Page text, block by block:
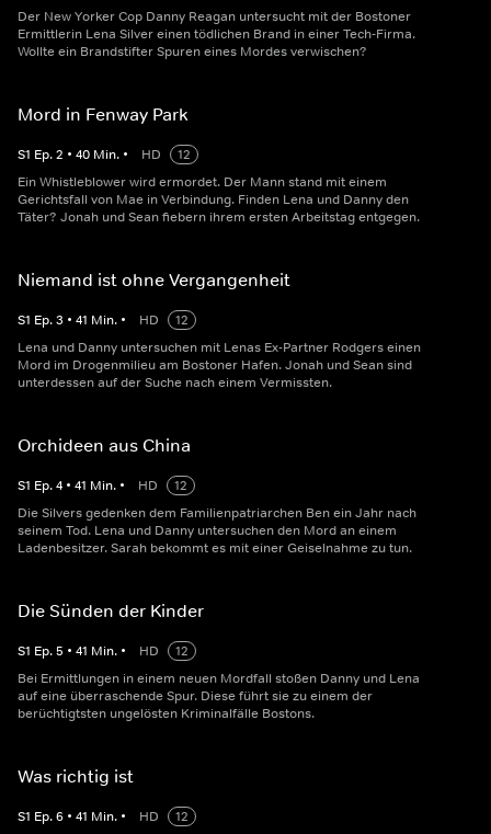
Der New Yorker Cop Danny Reagan untersucht mit der Bostoner
Ermittlerin Lena Silver einen tödlichen Brand in einer Tech-Firma.
Wollte ein Brandstifter Spuren eines Mordes verwischen?
Mord in Fenway Park
S1 Ep.2 • 40 Min. • HD
12
Ein Whistleblower wird ermordet. Der Mann stand mit einem
Gerichtsfall von Mae in Verbindung. Finden Lena und Danny den
Täter? Jonah und Sean fiebern ihrem ersten Arbeitstag entgegen.
Niemand ist ohne Vergangenheit
S1 Ep.3 • 41 Min. • HD
12
Lena und Danny untersuchen mit Lenas Ex-Partner Rodgers einen
Mord im Drogenmilieu am Bostoner Hafen. Jonah und Sean sind
unterdessen auf der Suche nach einem Vermissten.
Orchideen aus China
S1 Ep.4 • 41 Min. • HD
12
Die Silvers gedenken dem Familienpatriarchen Ben ein Jahr nach
seinem Tod. Lena und Danny untersuchen den Mord an einem
Ladenbesitzer. Sarah bekommt es mit einer Geiselnahme zu tun.
Die Sünden der Kinder
S1 Ep.5 • 41 Min. • HD
12
Bei Ermittlungen in einem neuen Mordfall stoßen Danny und Lena
auf eine überraschende Spur. Diese führt sie zu einem der
berüchtigtsten ungelösten Kriminalfälle Bostons.
Was richtig ist
S1 Ep.6 • 41 Min. • HD
12